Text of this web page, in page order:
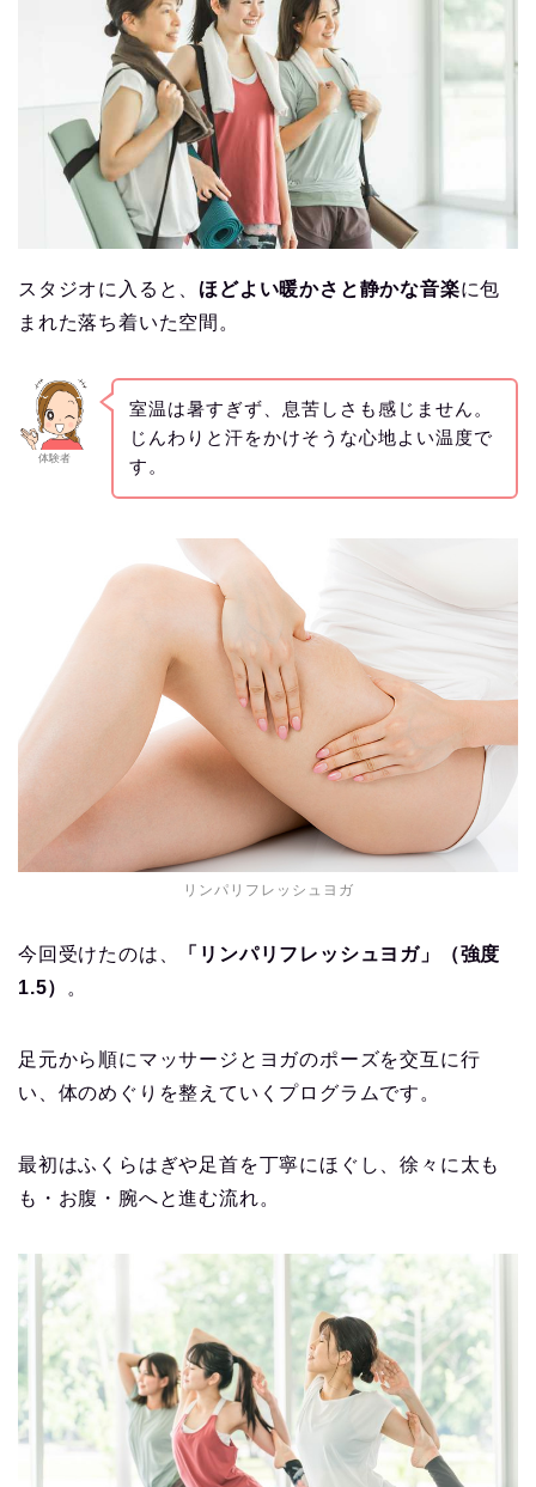
スタジオに入ると、 ほどよい暖かさと静かな音楽に包
まれた落ち着いた空間。
体験者
室温は暑すぎず、息苦しさも感じません。
じんわりと汗をかけそうな心地よい温度で
す。
リンパリフレッシュヨガ
今回受けたのは、
「リンパリフレッシュヨガ」（強度
1.5）
。
足元から順にマッサージとヨガのポーズを交互に行
い、体のめぐりを整えていくプログラムです。
最初はふくらはぎや足首を丁寧にほぐし、徐々に太も
も・お腹・腕へと進む流れ。